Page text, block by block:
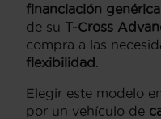
financiación genérica
de su T-Cross
compra a las
flexibilidad
Elegir este modelo
por un vehículo de